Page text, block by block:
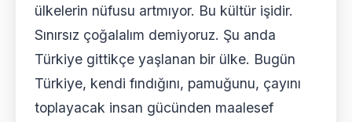
ülkelerin nüfusu artmıyor. Bu kültür işidir.
Sınırsız çoğalalım demiyoruz. Şu anda
Türkiye gittikçe yaşlanan bir ülke. Bugün
Türkiye, kendi fındığını, pamuğunu, çayını
toplayacak insan gücünden maalesef